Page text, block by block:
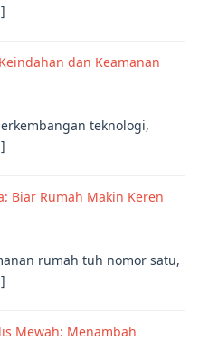
dan Keamanan
teknologi,
Biar Rumah Makin Keren
rumah tuh nomor satu,
Mewah: Menambah